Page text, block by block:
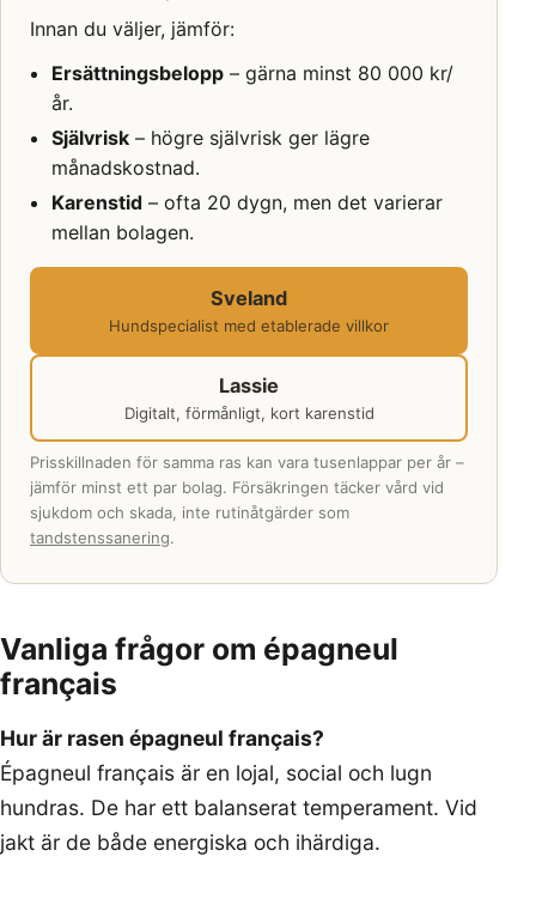
Innan du väljer, jämför:
Ersättningsbelopp– gärna minst 80 000 kr/
år.
Självrisk– högre självrisk ger lägre
månadskostnad.
Karenstid– ofta 20 dygn, men det varierar
mellan bolagen.
Sveland
Hundspecialist med etablerade villkor
Lassie
Digitalt, förmånligt, kort karenstid
Prisskillnaden för samma ras kan vara tusenlappar per år –
jämför minst ett par bolag. Försäkringen täcker vård vid
sjukdom och skada, inte rutinåtgärder som
tandstenssanering.
Vanliga frågor om épagneul
français
Hur är rasen épagneul français?
Épagneul français är en lojal, social och lugn
hundras. De har ett balanserat temperament. Vid
jakt är de både energiska och ihärdiga.